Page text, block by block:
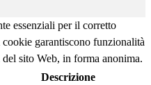
essenziali per il corretto
garantiscono funzionalità
sito Web, in forma anonima.
Descrizione